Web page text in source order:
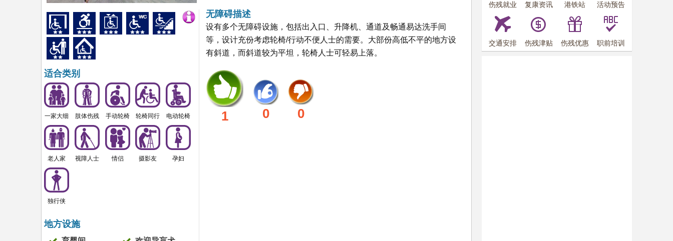
适合类别
一家大细 肢体伤残 手动轮椅 轮椅同行 电动轮椅
老人家 视障人士 情侣 摄影友 孕妇
独行侠
地方设施
无障碍描述
设有多个无障碍设施，包括出入口、升降机、通道及畅通易达洗手间
等，设计充份考虑轮椅/行动不便人士的需要。大部份高低不平的地方设
有斜道，而斜道较为平坦，轮椅人士可轻易上落。
1 0 0
伤残就业 复康资讯 港铁站 活动预告
交通安排 伤残津贴 伤残优惠 职前培训